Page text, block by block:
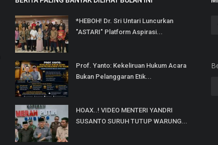
*HEBOH! Dr. Sri Untari Luncurkan
"ASTARI" Platform Aspirasi...
Prof. Yanto: Kekeliruan Hukum Acara
Bukan Pelanggaran Etik...
HOAX..! VIDEO MENTERI YANDRI
SUSANTO SURUH TUTUP WARUNG...